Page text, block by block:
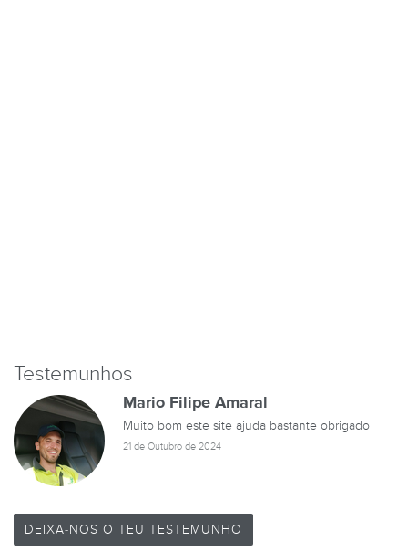
Testemunhos
Mario Filipe Amaral
Muito bom este site ajuda bastante obrigado
21 de Outubro de 2024
DEIXA-NOS O TEU TESTEMUNHO